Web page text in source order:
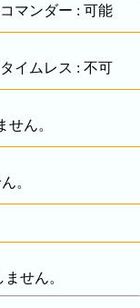
コマンダー : 可能
タイムレス : 不可
せん。
。
せん。